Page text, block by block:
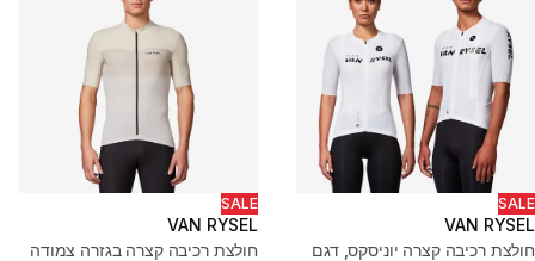
SALE
VAN RYSEL
חולצת רכיבה קצרה יוניסקס, דגם
SALE
VAN RYSEL
חולצת רכיבה קצרה בגזרה צמודה